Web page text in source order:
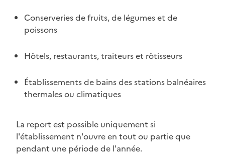
Conserveries de fruits, de légumes et de
poissons
Hôtels, restaurants, traiteurs et rôtisseurs
Établissements de bains des stations balnéaires
thermales ou climatiques
La report est possible uniquement si
l'établissement n'ouvre en tout ou partie que
pendant une période de l'année.